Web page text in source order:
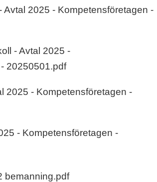
Avtal 2025 - Kompetensföretagen -
- Avtal 2025 -
20250501.pdf
2025 - Kompetensföretagen -
- Kompetensföretagen -
bemanning.pdf